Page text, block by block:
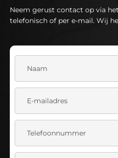
Neem gerust contact op via
telefonisch of per e-mail. Wij